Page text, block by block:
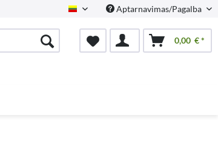
Lietuvių Aptarnavimas/Pagalba
0,00 € *